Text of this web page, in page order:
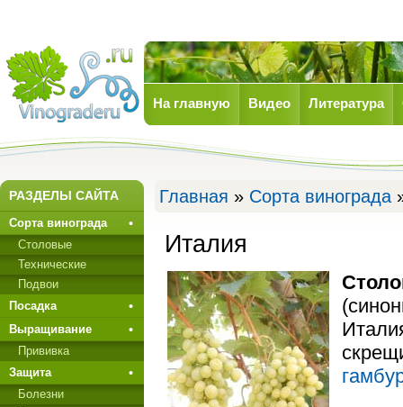
Виноград
На главную Видео Литература
Главная » Сорта винограда
Италия
РАЗДЕЛЫ САЙТА
Сорта винограда
Столовые
Технические
Подвои
Посадка
Выращивание
Прививкa
Защита
Болезни